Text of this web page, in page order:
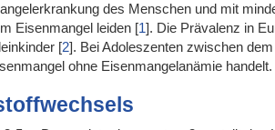
des Menschen und mit
Eisenmangel leiden [1]. Die Prävalenz in
[2]. Bei Adoleszenten zwischen
ohne Eisenmangelanämie handelt.